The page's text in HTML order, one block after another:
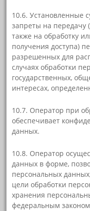
10.6. Установленные
запреты на передачу
также на обработку
получения доступа)
разрешенных для
случаях обработки
государственных,
интересах,
10.7. Оператор при
обеспечивает
данных.
10.8. Оператор
данных в форме,
персональных
цели обработки
хранения
федеральным